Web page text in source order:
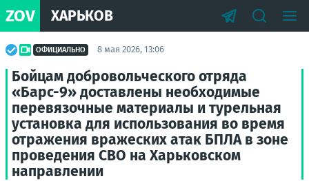
ZOV ХАРЬКОВ
ОФИЦИАЛЬНО 8 мая 2026, 13:06
Бойцам добровольческого отряда
«Барс-9» доставлены необходимые
перевязочные материалы и турельная
установка для использования во время
отражения вражеских атак БПЛА в зоне
проведения СВО на Харьковском
направлении